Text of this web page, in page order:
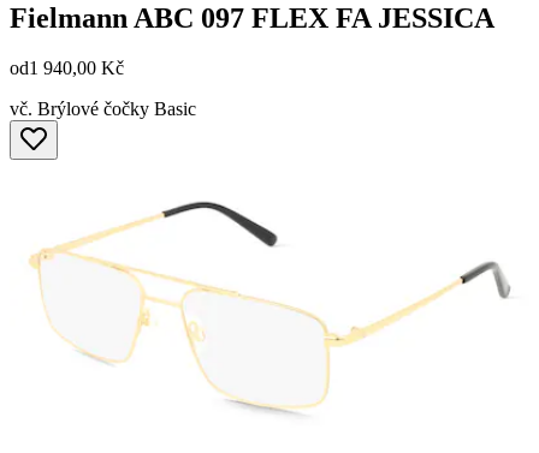
Fielmann ABC 097 FLEX FA JESSICA
od1 940,00 Kč
vč. Brýlové čočky Basic